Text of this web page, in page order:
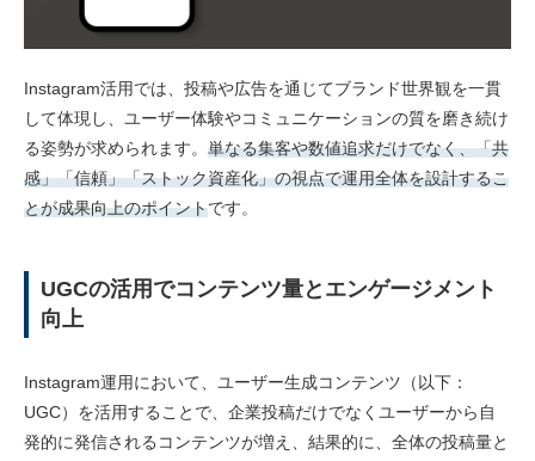
Instagram活用では、投稿や広告を通じてブランド世界観を一貫
して体現し、ユーザー体験やコミュニケーションの質を磨き続け
る姿勢が求められます。 単なる集客や数値追求だけでなく、「共
感」「信頼」「ストック資産化」の視点で運用全体を設計するこ
とが成果向上のポイントです。
UGCの活用でコンテンツ量とエンゲージメント
向上
Instagram運用において、ユーザー生成コンテンツ（以下：
UGC）を活用することで、企業投稿だけでなくユーザーから自
発的に発信されるコンテンツが増え、結果的に、全体の投稿量と